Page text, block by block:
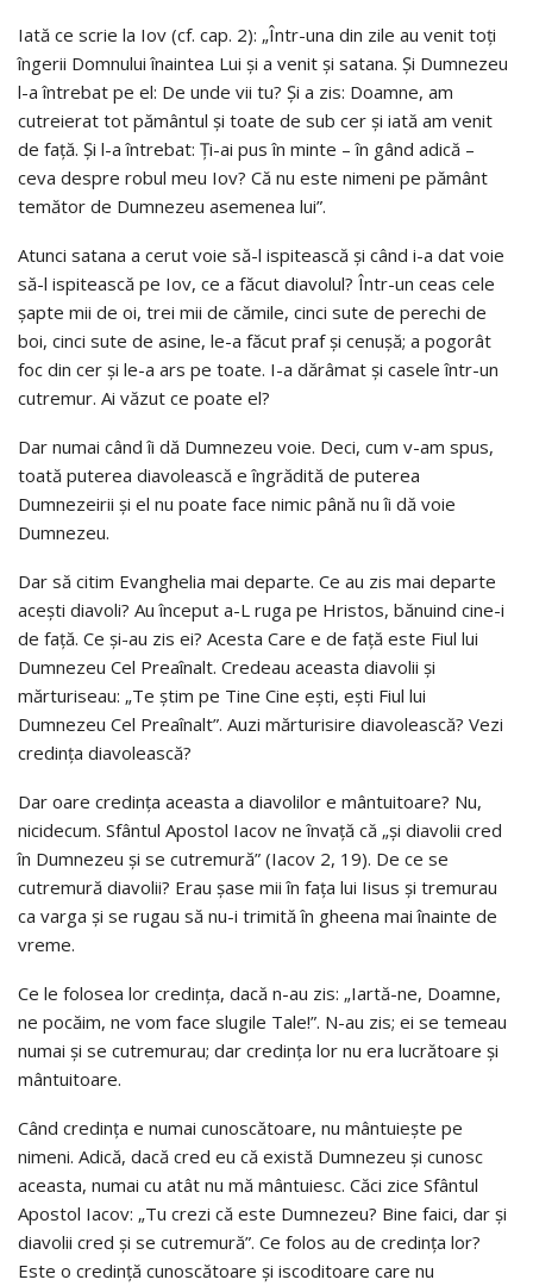
Iată ce scrie la Iov (cf. cap. 2): „Într-una din zile au venit toţi
îngerii Domnului înaintea Lui şi a venit şi satana. Şi Dumnezeu
l-a întrebat pe el: De unde vii tu? Şi a zis: Doamne, am
cutreierat tot pământul şi toate de sub cer şi iată am venit
de faţă. Şi l-a întrebat: Ţi-ai pus în minte – în gând adică –
ceva despre robul meu Iov? Că nu este nimeni pe pământ
temător de Dumnezeu asemenea lui”.
Atunci satana a cerut voie să-l ispitească şi când i-a dat voie
să-l ispitească pe Iov, ce a făcut diavolul? Într-un ceas cele
şapte mii de oi, trei mii de cămile, cinci sute de perechi de
boi, cinci sute de asine, le-a făcut praf şi cenuşă; a pogorât
foc din cer şi le-a ars pe toate. I-a dărâmat şi casele într-un
cutremur. Ai văzut ce poate el?
Dar numai când îi dă Dumnezeu voie. Deci, cum v-am spus,
toată puterea diavolească e îngrădită de puterea
Dumnezeirii şi el nu poate face nimic până nu îi dă voie
Dumnezeu.
Dar să citim Evanghelia mai departe. Ce au zis mai departe
aceşti diavoli? Au început a-L ruga pe Hristos, bănuind cine-i
de faţă. Ce şi-au zis ei? Acesta Care e de faţă este Fiul lui
Dumnezeu Cel Preaînalt. Credeau aceasta diavolii şi
mărturiseau: „Te ştim pe Tine Cine eşti, eşti Fiul lui
Dumnezeu Cel Preaînalt”. Auzi mărturisire diavolească? Vezi
credinţa diavolească?
Dar oare credinţa aceasta a diavolilor e mântuitoare? Nu,
nicidecum. Sfântul Apostol Iacov ne învaţă că „şi diavolii cred
în Dumnezeu şi se cutremură” (Iacov 2, 19). De ce se
cutremură diavolii? Erau şase mii în faţa lui Iisus şi tremurau
ca varga şi se rugau să nu-i trimită în gheena mai înainte de
vreme.
Ce le folosea lor credinţa, dacă n-au zis: „Iartă-ne, Doamne,
ne pocăim, ne vom face slugile Tale!”. N-au zis; ei se temeau
numai şi se cutremurau; dar credinţa lor nu era lucrătoare şi
mântuitoare.
Când credinţa e numai cunoscătoare, nu mântuieşte pe
nimeni. Adică, dacă cred eu că există Dumnezeu şi cunosc
aceasta, numai cu atât nu mă mântuiesc. Căci zice Sfântul
Apostol Iacov: „Tu crezi că este Dumnezeu? Bine faici, dar şi
diavolii cred şi se cutremură”. Ce folos au de credinţa lor?
Este o credinţă cunoscătoare şi iscoditoare care nu